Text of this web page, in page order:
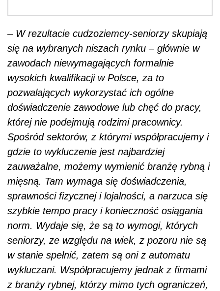
– W rezultacie cudzoziemcy-seniorzy skupiają
się na wybranych niszach rynku – głównie w
zawodach niewymagających formalnie
wysokich kwalifikacji w Polsce, za to
pozwalających wykorzystać ich ogólne
doświadczenie zawodowe lub chęć do pracy,
której nie podejmują rodzimi pracownicy.
Spośród sektorów, z którymi współpracujemy i
gdzie to wykluczenie jest najbardziej
zauważalne, możemy wymienić branżę rybną i
mięsną. Tam wymaga się doświadczenia,
sprawności fizycznej i lojalności, a narzuca się
szybkie tempo pracy i konieczność osiągania
norm. Wydaje się, że są to wymogi, których
seniorzy, ze względu na wiek, z pozoru nie są
w stanie spełnić, zatem są oni z automatu
wykluczani. Współpracujemy jednak z firmami
z branży rybnej, którzy mimo tych ograniczeń,